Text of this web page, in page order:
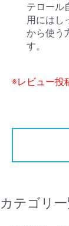
テロール
用にはし
から使う
す。
※レビュー投
カテゴリ